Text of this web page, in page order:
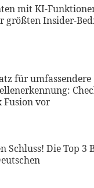
mit KI-
größten Insider-
für umfassendere
Fusion vor
Schluss! Die Top 3